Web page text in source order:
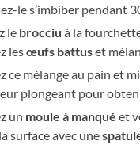
le s’imbiber pendant
le brocciu à la
lesœufs battuset
ce mélange au pain et
plongeant pour
un moule à manqué et
surface avec une